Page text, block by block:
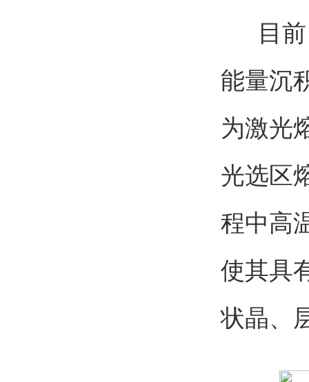
目前
能量沉
为激光
光选区
程中高
使其具
状晶、